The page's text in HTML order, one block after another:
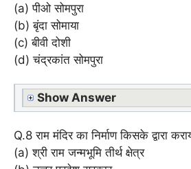
(a) पीओ सोमपुरा
(b) बृंदा सोमाया
(c) बीवी दोशी
(d) चंद्रकांत सोमपुरा
Show Answer
Q.8 राम मंदिर का निर्माण किसके द्वारा
(a) श्री राम जन्मभूमि तीर्थ क्षेत्र